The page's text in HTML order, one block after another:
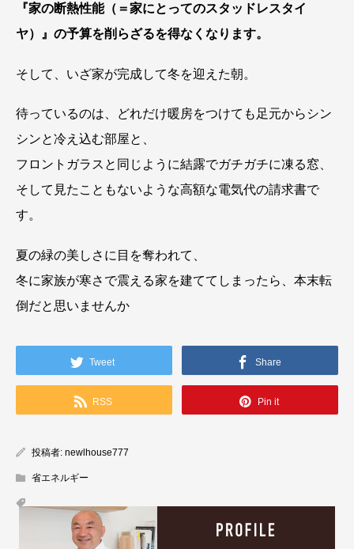
『家の断熱性能（＝家にとってのスタッドレスタイ
ヤ）』の予算を削らざるを得なくなります。
そして、いざ家が完成して冬を迎えた朝。
待っているのは、どれだけ暖房をつけても足元からシン
シンと冷え込む部屋と、
フロントガラスと同じように結露でガチガチに凍る窓、
そして見たこともないような高額な電気代の請求書で
す。
夏の緑の美しさに目を奪われて、
冬に家族が寒さで震える家を建ててしまったら、本末転
倒だと思いませんか
Tweet Share
RSS Pin it
投稿者: newlhouse777
省エネルギー